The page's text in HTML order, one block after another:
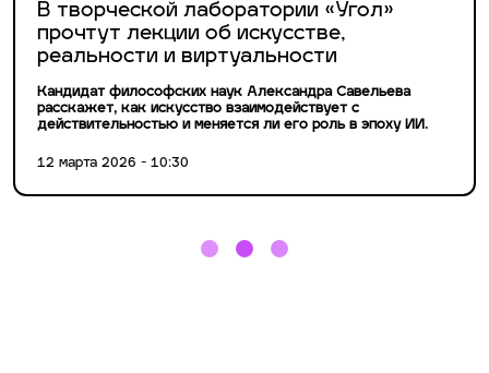
В творческой лаборатории «Угол»
прочтут лекции об искусстве,
реальности и виртуальности
Кандидат философских наук Александра Савельева
расскажет, как искусство взаимодействует с
действительностью и меняется ли его роль в эпоху ИИ.
12 марта 2026 - 10:30